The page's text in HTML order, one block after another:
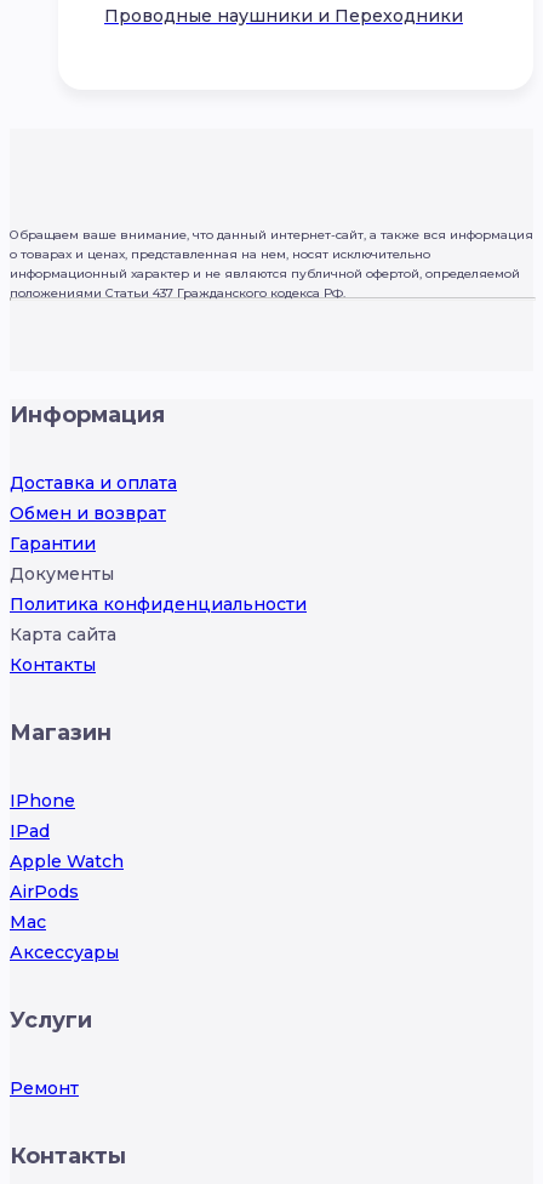
Проводные наушники и Переходники
Обращаем ваше внимание, что данный интернет-сайт, а также вся информация
о товарах и ценах, представленная на нем, носят исключительно
информационный характер и не являются публичной офертой, определяемой
положениями Статьи 437 Гражданского кодекса РФ.
Информация
Доставка и оплата
Обмен и возврат
Гарантии
Документы
Политика конфиденциальности
Карта сайта
Контакты
Магазин
IPhone
IPad
Apple Watch
AirPods
Mac
Аксессуары
Услуги
Ремонт
Контакты